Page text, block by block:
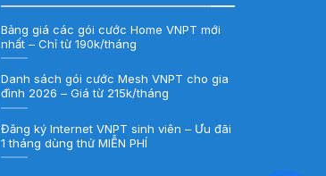
Bảng giá các gói cước Home VNPT mới
nhất – Chỉ từ 190k/tháng
Danh sách gói cước Mesh VNPT cho gia
đình 2026 – Giá từ 215k/tháng
Đăng ký Internet VNPT sinh viên – Ưu đãi
1 tháng dùng thử MIỄN PHÍ